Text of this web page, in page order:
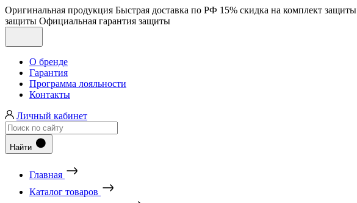
Оригинальная продукция Быстрая доставка по РФ 15% скидка на комплект защиты
защиты Официальная гарантия защиты
О бренде
Гарантия
Программа лояльности
Контакты
Личный кабинет
Найти
Главная
Каталог товаров